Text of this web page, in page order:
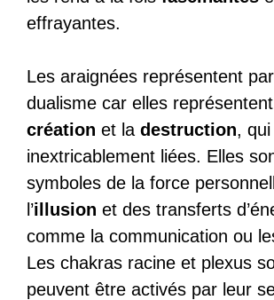
effrayantes.
Les araignées représentent
dualisme car elles
création et la destruction,
inextricablement liées. Elles
symboles de la force
l’illusion et des transferts
comme la communication ou
Les chakras racine et plexus
peuvent être activés par leur